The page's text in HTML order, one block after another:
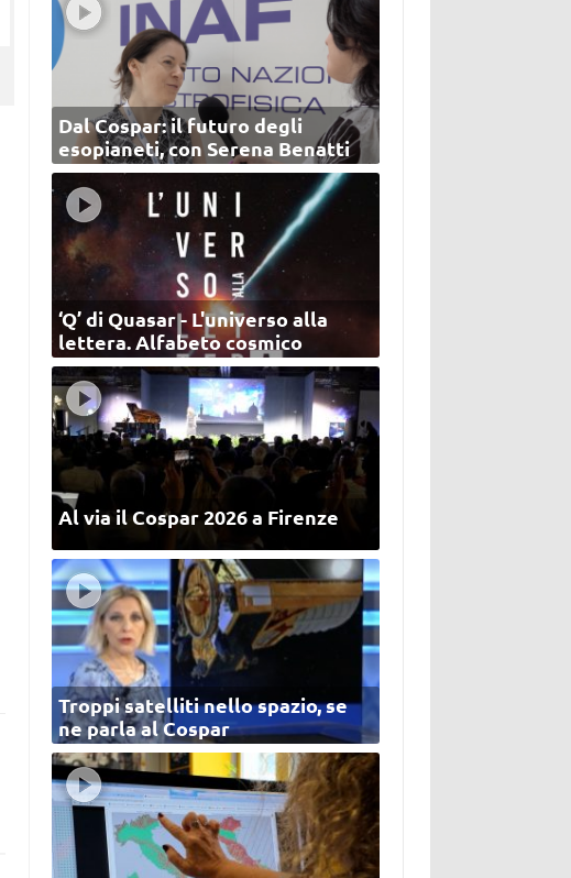
Dal Cospar: il futuro degli
esopianeti, con Serena Benatti
‘Q’ di Quasar - L'universo alla
lettera. Alfabeto cosmico
Al via il Cospar 2026 a Firenze
Troppi satelliti nello spazio, se
ne parla al Cospar